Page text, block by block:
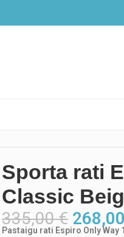
Sporta rati
Classic
335,00€ 268,00
Pastaigu rati Espiro Only